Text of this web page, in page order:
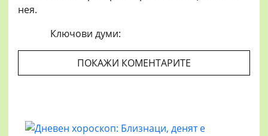
нея.
Ключови думи:
ПОКАЖИ КОМЕНТАРИТЕ